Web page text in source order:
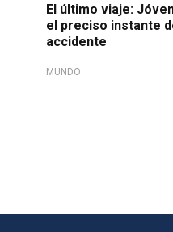
El último viaje:
el preciso instante
accidente
MUNDO